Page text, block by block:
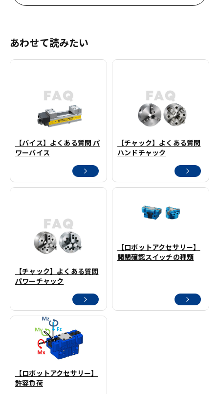
あわせて読みたい
【バイス】よくある質問 パ
ワーバイス
【チャック】よくある質問
ハンドチャック
【チャック】よくある質問
パワーチャック
【ロボットアクセサリー】
開閉確認スイッチの種類
【ロボットアクセサリー】
許容負荷